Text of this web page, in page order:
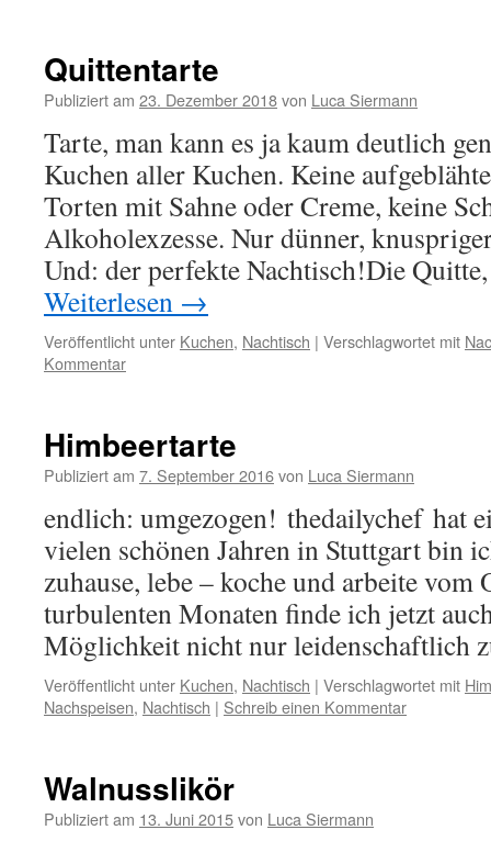
Quittentarte
Publiziert am 23. Dezember 2018von Luca Siermann
Tarte, man kann es ja kaum deutlich
Kuchen aller Kuchen. Keine
Torten mit Sahne oder Creme, keine
Alkoholexzesse. Nur dünner,
Und: der perfekte Nachtisch!Die
Weiterlesen →
Veröffentlicht unter Kuchen, Nachtisch | Verschlagwortet mit
Kommentar
Himbeertarte
Publiziert am 7. September 2016von Luca Siermann
endlich: umgezogen! thedailychef hat
vielen schönen Jahren in Stuttgart bin
zuhause, lebe – koche und arbeite vom
turbulenten Monaten finde ich jetzt
Möglichkeit nicht nur
Veröffentlicht unter Kuchen, Nachtisch | Verschlagwortet mit
Nachspeisen, Nachtisch | Schreib einen Kommentar
Walnusslikör
Publiziert am 13. Juni 2015von Luca Siermann